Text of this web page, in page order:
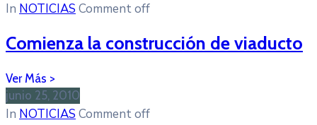
In NOTICIAS Comment off
Comienza la construcción de viaducto
junio 25, 2010
In NOTICIAS Comment off